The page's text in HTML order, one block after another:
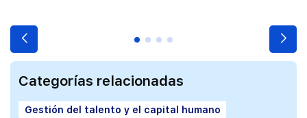
Categorías relacionadas
Gestión del talento y el capital humano